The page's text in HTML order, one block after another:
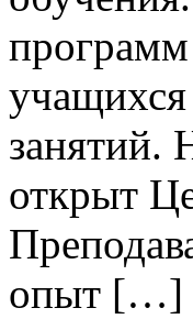
программ
открыт
опыт […]